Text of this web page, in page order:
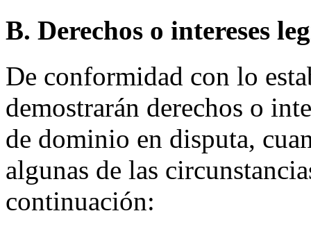
B. Derechos o intereses
De conformidad con lo
demostrarán derechos o
de dominio en disputa,
algunas de las
continuación: